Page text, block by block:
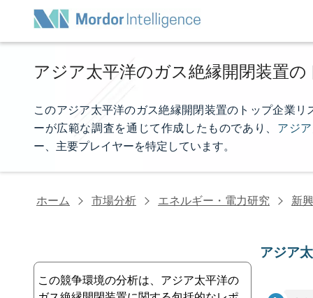
アジア太平洋のガス絶縁開閉装置
このアジア太平洋のガス絶縁開閉装置のトップ企業
ーが広範な調査を通じて作成したものであり、 アジ
ー、主要プレイヤーを特定しています。
ホーム 市場分析 エネルギー・電力研究 新
この競争環境の分析は、アジア太平洋の
アジア